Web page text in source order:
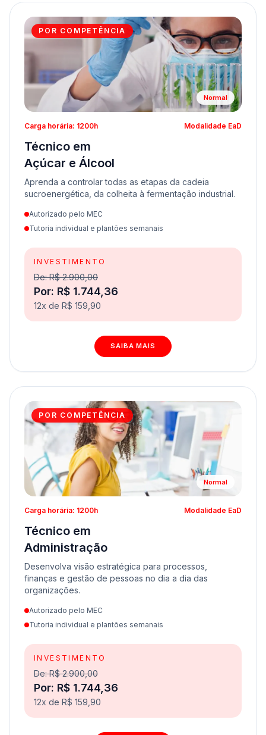
POR COMPETÊNCIA
Normal
Carga horária: 1200h Modalidade EaD
Técnico em
Açúcar e Álcool
Aprenda a controlar todas as etapas da cadeia
sucroenergética, da colheita à fermentação industrial.
Autorizado pelo MEC
Tutoria individual e plantões semanais
INVESTIMENTO
De: R$ 2.900,00
Por: R$ 1.744,36
12x de R$ 159,90
SAIBA MAIS
POR COMPETÊNCIA
Normal
Carga horária: 1200h Modalidade EaD
Técnico em
Administração
Desenvolva visão estratégica para processos,
finanças e gestão de pessoas no dia a dia das
organizações.
Autorizado pelo MEC
Tutoria individual e plantões semanais
INVESTIMENTO
De: R$ 2.900,00
Por: R$ 1.744,36
12x de R$ 159,90